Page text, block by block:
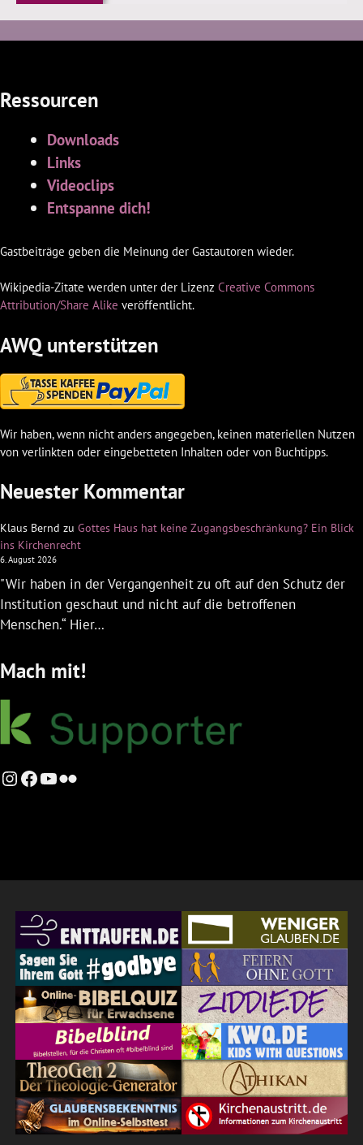
Ressourcen
Downloads
Links
Videoclips
Entspanne dich!
Gastbeiträge geben die Meinung der Gastautoren wieder.
Wikipedia-Zitate werden unter der Lizenz Creative Commons
Attribution/Share Alike veröffentlicht.
AWQ unterstützen
Wir haben, wenn nicht anders angegeben, keinen materiellen Nutzen
von verlinkten oder eingebetteten Inhalten oder von Buchtipps.
Neuester Kommentar
Klaus Bernd zu Gottes Haus hat keine Zugangsbeschränkung? Ein Blick
ins Kirchenrecht
6. August 2026
"Wir haben in der Vergangenheit zu oft auf den Schutz der
Institution geschaut und nicht auf die betroffenen
Menschen.“ Hier…
Mach mit!
Instagram
Facebook
YouTube
Flickr